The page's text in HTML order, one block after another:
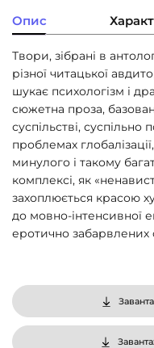
Опис
Твори, зібрані в
різної читацької
шукає психологізм і
сюжетна проза,
суспільстві, суспільно
проблемах
минулого і такому
комплексі, як
захоплюється красою
до мовно-інтенсивної
еротично забарвлених